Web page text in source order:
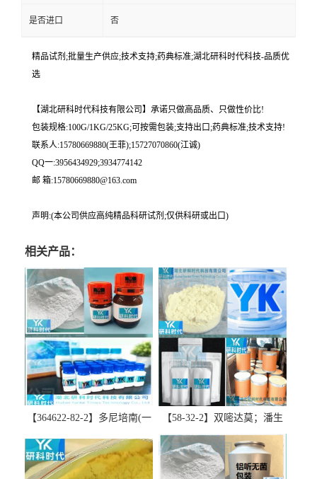
是否进口 否
精品试剂;批量生产供应;技术支持;药典标准;湖北研科时代科技-品质优
选
【湖北研科时代科技有限公司】承诺只做高品质、只做性价比!
包装规格:100G/1KG/25KG;可按需包装;支持出口;药典标准;技术支持!
联系人:15780669880(王菲);15727070860(江诚)
QQ一:3956434929;3934774142
邮 箱:15780669880@163.com
声明:(本公司供应高纯精品科研试剂;仅供科研或出口)
相关产品：
【364622-82-2】多尼培南(一
精品科研试剂-湖北研科时代
科技-“研”无止境;“科”学创
【58-32-2】双嘧达莫；潘生
丁-精品科研试剂-湖北研科时
代科技-“研”无止境;“科”学创
新！支持三方验证；支持定